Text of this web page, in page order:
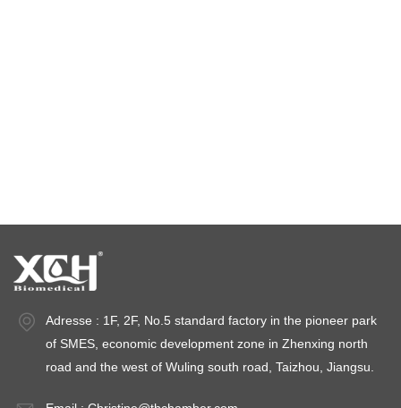
Adresse : 1F, 2F, No.5 standard factory in the pioneer park
of SMES, economic development zone in Zhenxing north
road and the west of Wuling south road, Taizhou, Jiangsu.